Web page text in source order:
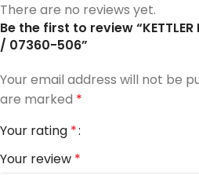
There are no reviews yet.
Be the first to review “KETTLER
/ 07360-506”
Your email address will not be
are marked *
Your rating *
Your review *